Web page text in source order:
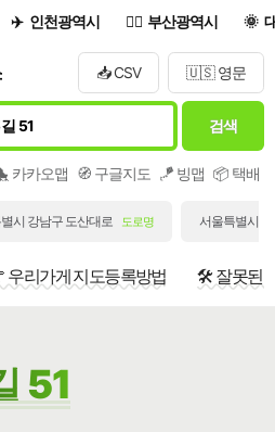
인천광역시 부산광역시
📥 CSV 🇺🇸 영문
검색
카카오맵 🧭 구글지도 🪁 빙맵 📦 택배/
시 강남구 도산대로 도로명 서울특별시
우리가게 지도등록방법 🛠️ 잘못된
51